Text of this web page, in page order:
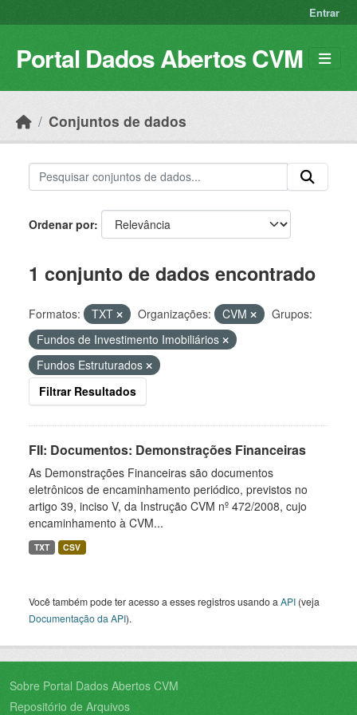
Entrar
Portal Dados Abertos CVM
Conjuntos de dados
Ordenar por
1 conjunto de dados encontrado
Formatos: TXT Organizações: CVM
Grupos:
Fundos de Investimento Imobiliários
Fundos Estruturados
Filtrar Resultados
FII: Documentos: Demonstrações Financeiras
As Demonstrações Financeiras são documentos
eletrônicos de encaminhamento periódico, previstos no
artigo 39, inciso V, da Instrução CVM nº 472/2008, cujo
encaminhamento à CVM...
TXT CSV
Você também pode ter acesso a esses registros usando a API (veja
Documentação da API).
Sobre Portal Dados Abertos CVM
Repositório de Arquivos